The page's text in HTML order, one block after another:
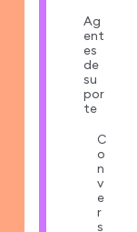
Ag
ent
es
de
su
por
te
C
o
n
v
e
r
s